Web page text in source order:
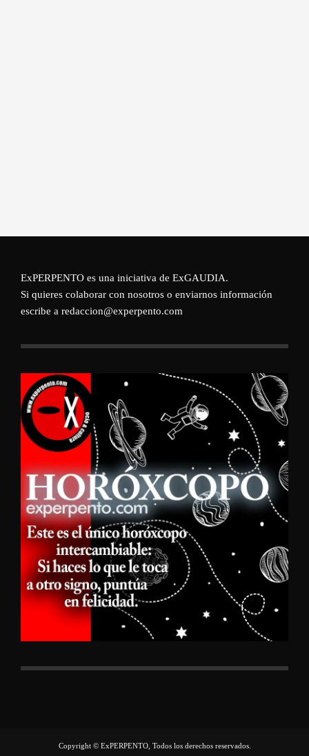
ExPERPENTO es una iniciativa de ExGAUDIA.
Si quieres colaborar con nosotros o enviarnos información
escribe a redaccion@experpento.com
Copyright © ExPERPENTO, Todos los derechos reservados.